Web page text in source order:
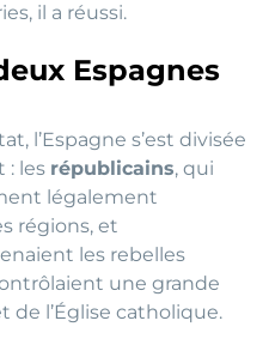
il a réussi.
Espagnes
l’Espagne s’est divisée
: les républicains, qui
légalement
régions, et
les rebelles
une grande
de l’Église catholique.